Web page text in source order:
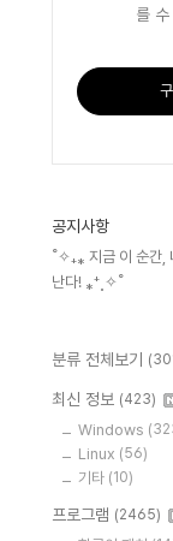
를
공지사항
˚✧₊⁎ 지금 이 순간,
난다! ⁎⁺˳✧˚
분류 전체보기
최신 정보 (423)
Windows
Linux (56)
기타 (10)
프로그램 (2465)